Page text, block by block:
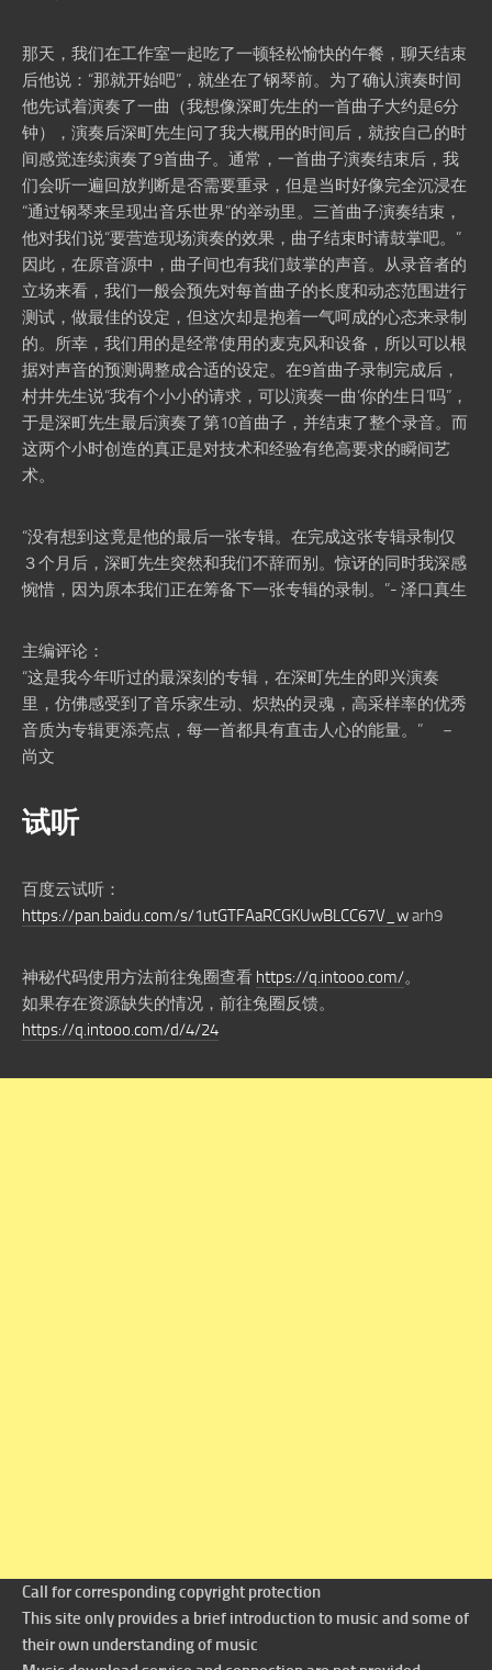
那天，我们在工作室一起吃了一顿轻松愉快的午餐，聊天结束
后他说：“那就开始吧”，就坐在了钢琴前。为了确认演奏时间
他先试着演奏了一曲（我想像深町先生的一首曲子大约是6分
钟），演奏后深町先生问了我大概用的时间后，就按自己的时
间感觉连续演奏了9首曲子。通常，一首曲子演奏结束后，我
们会听一遍回放判断是否需要重录，但是当时好像完全沉浸在
“通过钢琴来呈现出音乐世界”的举动里。三首曲子演奏结束，
他对我们说“要营造现场演奏的效果，曲子结束时请鼓掌吧。”
因此，在原音源中，曲子间也有我们鼓掌的声音。从录音者的
立场来看，我们一般会预先对每首曲子的长度和动态范围进行
测试，做最佳的设定，但这次却是抱着一气呵成的心态来录制
的。所幸，我们用的是经常使用的麦克风和设备，所以可以根
据对声音的预测调整成合适的设定。在9首曲子录制完成后，
村井先生说“我有个小小的请求，可以演奏一曲‘你的生日’吗”，
于是深町先生最后演奏了第10首曲子，并结束了整个录音。而
这两个小时创造的真正是对技术和经验有绝高要求的瞬间艺
术。
“没有想到这竟是他的最后一张专辑。在完成这张专辑录制仅
３个月后，深町先生突然和我们不辞而别。惊讶的同时我深感
惋惜，因为原本我们正在筹备下一张专辑的录制。”- 泽口真生
主编评论：
“这是我今年听过的最深刻的专辑，在深町先生的即兴演奏
里，仿佛感受到了音乐家生动、炽热的灵魂，高采样率的优秀
音质为专辑更添亮点，每一首都具有直击人心的能量。” －
尚文
试听
百度云试听：
https://pan.baidu.com/s/1utGTFAaRCGKUwBLCC67V_warh9
神秘代码使用方法前往兔圈查看 https://q.intooo.com/。
如果存在资源缺失的情况，前往兔圈反馈。
https://q.intooo.com/d/4/24
Call for corresponding copyright protection
This site only provides a brief introduction to music and some of
their own understanding of music